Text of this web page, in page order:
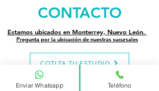
CONTACTO
Estamos ubicados en Monterrey, Nuevo León.
Pregunta por la ubicación de nuestras sucursales
COTIZA TU ESTUDIO
PIDE MÁS INFORMACIÓN
Enviar Whatsapp Teléfono